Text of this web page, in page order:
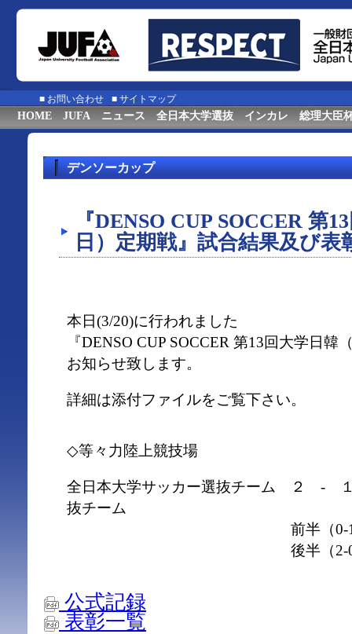
■ お問い合わせ ■ サイトマップ
HOME JUFA ニュース 全日本大学選抜 インカレ 総理大臣
デンソーカップ
『DENSO CUP SOCCER 第
日）定期戦』試合結果及び表
本日(3/20)に行われました
『DENSO CUP SOCCER 第13回大学日
お知らせ致します。
詳細は添付ファイルをご覧下さい。
◇等々力陸上競技場
全日本大学サッカー選抜チーム ２ -
抜チーム
前半（0-1
後半（2-0
公式記録
表彰一覧